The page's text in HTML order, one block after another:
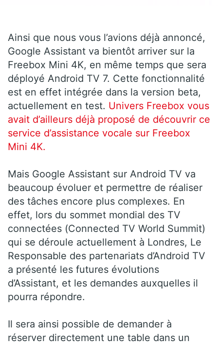
Ainsi que nous vous l’avions déjà annoncé,
Google Assistant va bientôt arriver sur la
Freebox Mini 4K, en même temps que sera
déployé Android TV 7. Cette fonctionnalité
est en effet intégrée dans la version beta,
actuellement en test. Univers Freebox vous
avait d’ailleurs déjà proposé de découvrir ce
service d’assistance vocale sur Freebox
Mini 4K.
Mais Google Assistant sur Android TV va
beaucoup évoluer et permettre de réaliser
des tâches encore plus complexes. En
effet, lors du sommet mondial des TV
connectées (Connected TV World Summit)
qui se déroule actuellement à Londres, Le
Responsable des partenariats d’Android TV
a présenté les futures évolutions
d’Assistant, et les demandes auxquelles il
pourra répondre.
Il sera ainsi possible de demander à
réserver directement une table dans un